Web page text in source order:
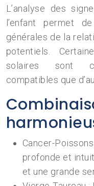
L’analyse des
l’enfant permet
générales de la
potentiels.
solaires sont
compatibles que
Cancer-
profonde et
et une grande